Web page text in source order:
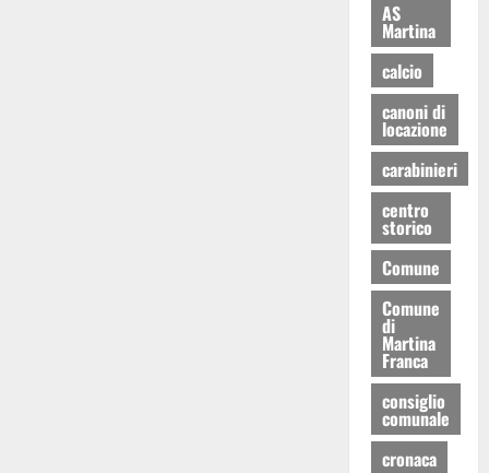
AS
Martina
calcio
canoni di
locazione
carabinieri
centro
storico
Comune
Comune
di
Martina
Franca
consiglio
comunale
cronaca